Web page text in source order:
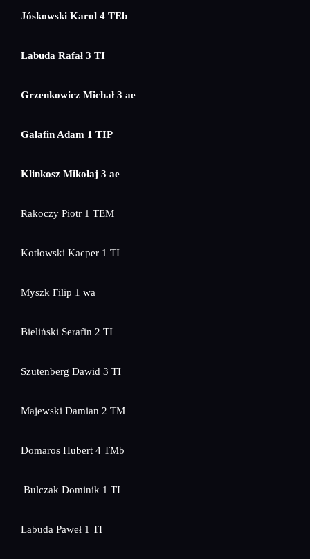
Jóskowski Karol 4 TEb
Labuda Rafał 3 TI
Grzenkowicz Michał 3 ae
Gałafin Adam 1 TIP
Klinkosz Mikołaj 3 ae
Rakoczy Piotr 1 TEM
Kotłowski Kacper 1 TI
Myszk Filip 1 wa
Bieliński Serafin 2 TI
Szutenberg Dawid 3 TI
Majewski Damian 2 TM
Domaros Hubert 4 TMb
Bulczak Dominik 1 TI
Labuda Paweł 1 TI